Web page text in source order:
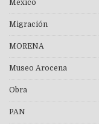
México
Migración
MORENA
Museo Arocena
Obra
PAN